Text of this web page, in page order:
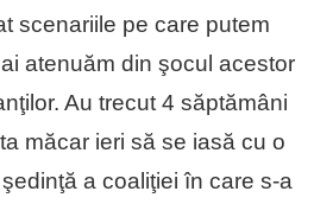
scenariile pe care putem
atenuăm din şocul acestor
Au trecut 4 săptămâni
măcar ieri să se iasă cu o
a coaliţiei în care s-a